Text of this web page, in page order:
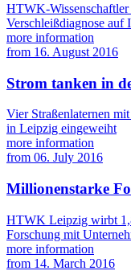
HTWK-Wissenschaftler
Verschleißdiagnose auf
more information
from 16. August 2016
Strom tanken in
Vier Straßenlaternen
in Leipzig eingeweiht
more information
from 06. July 2016
Millionenstarke
HTWK Leipzig wirbt
Forschung mit
more information
from 14. March 2016